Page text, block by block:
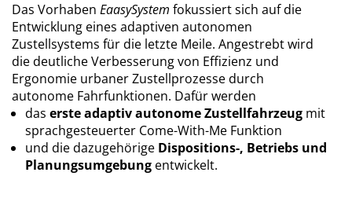
Das Vorhaben EaasySystem fokussiert sich auf die
Entwicklung eines adaptiven autonomen
Zustellsystems für die letzte Meile. Angestrebt wird
die deutliche Verbesserung von Effizienz und
Ergonomie urbaner Zustellprozesse durch
autonome Fahrfunktionen. Dafür werden
das erste adaptiv autonome Zustellfahrzeug mit
sprachgesteuerter Come-With-Me Funktion
und die dazugehörige Dispositions-, Betriebs und
Planungsumgebung entwickelt.